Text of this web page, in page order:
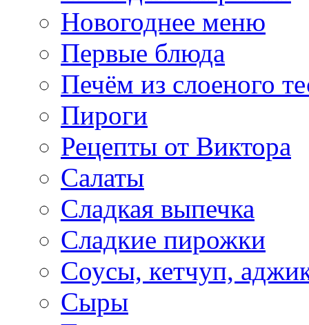
Новогоднее меню
Первые блюда
Печём из слоеного
Пироги
Рецепты от Виктора
Салаты
Сладкая выпечка
Сладкие пирожки
Соусы, кетчуп,
Сыры